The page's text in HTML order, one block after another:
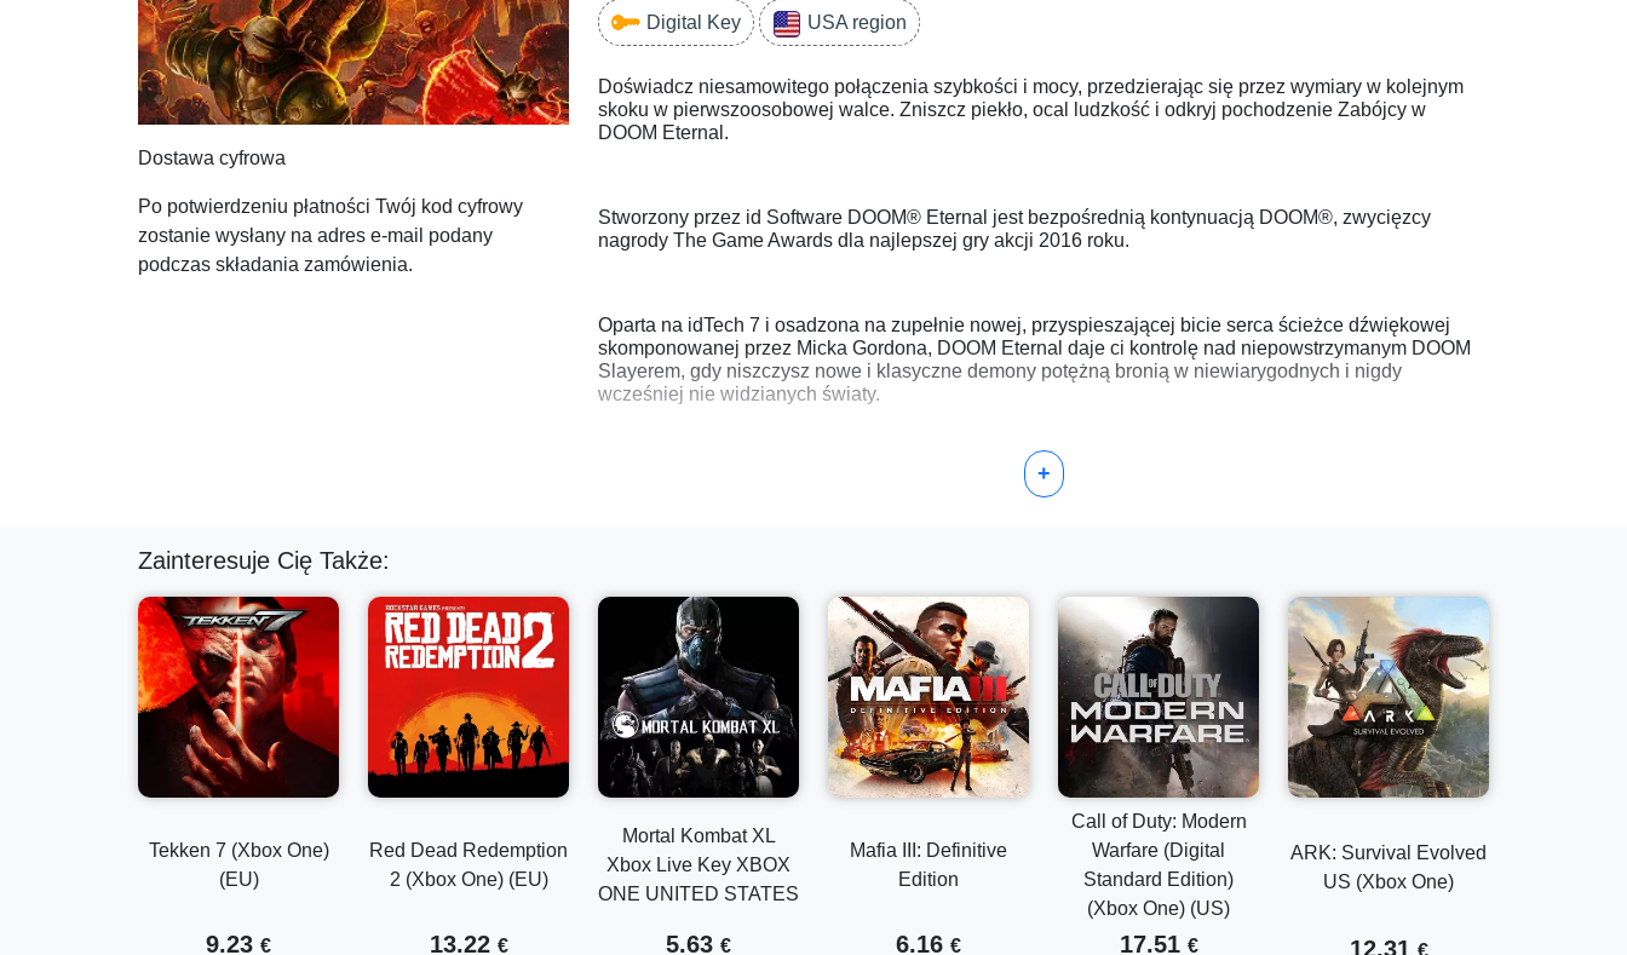
Dostawa cyfrowa
Po potwierdzeniu płatności Twój kod cyfrowy
zostanie wysłany na adres e-mail podany
podczas składania zamówienia.
Digital Key USA region
Doświadcz niesamowitego połączenia szybkości i mocy, przedzierając się przez wymiary w kolejnym
skoku w pierwszoosobowej walce. Zniszcz piekło, ocal ludzkość i odkryj pochodzenie Zabójcy w
DOOM Eternal.
Stworzony przez id Software DOOM® Eternal jest bezpośrednią kontynuacją DOOM®, zwycięzcy
nagrody The Game Awards dla najlepszej gry akcji 2016 roku.
Oparta na idTech 7 i osadzona na zupełnie nowej, przyspieszającej bicie serca ścieżce dźwiękowej
skomponowanej przez Micka Gordona, DOOM Eternal daje ci kontrolę nad niepowstrzymanym DOOM
Slayerem, gdy niszczysz nowe i klasyczne demony potężną bronią w niewiarygodnych i nigdy
wcześniej nie widzianych światy.
+
Zainteresuje Cię Także:
Tekken 7 (Xbox One)
(EU)
9.23 €
Red Dead Redemption
2 (Xbox One) (EU)
13.22 €
Mortal Kombat XL
Xbox Live Key XBOX
ONE UNITED STATES
5.63 €
Mafia III: Definitive
Edition
6.16 €
Call of Duty: Modern
Warfare (Digital
Standard Edition)
(Xbox One) (US)
17.51 €
ARK: Survival Evolved
US (Xbox One)
12.31 €